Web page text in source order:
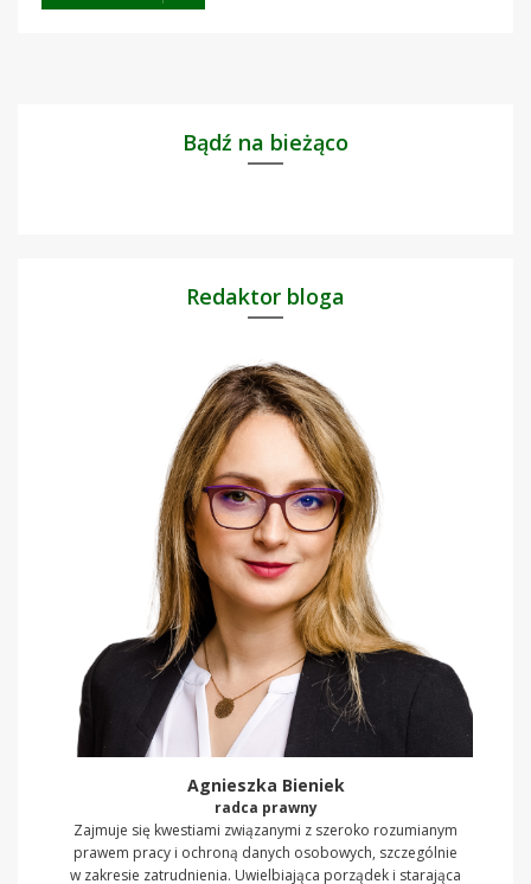
Bądź na bieżąco
Redaktor bloga
Agnieszka Bieniek
radca prawny
Zajmuje się kwestiami związanymi z szeroko rozumianym
prawem pracy i ochroną danych osobowych, szczególnie
w zakresie zatrudnienia. Uwielbiająca porządek i starająca